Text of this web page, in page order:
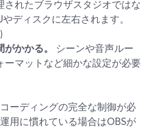
されたブラウザスタジオではな
ディスクに左右されます。
)
かかる。
シーンや音声ルー
ーマットなど細かな設定が必要
ーディングの完全な制御が必
用に慣れている場合はOBSが